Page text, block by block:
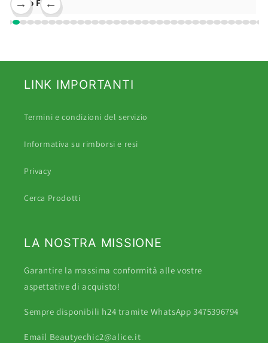
←
→
Ciro F.
LINK IMPORTANTI
Termini e condizioni del servizio
Informativa su rimborsi e resi
Privacy
Cerca Prodotti
LA NOSTRA MISSIONE
Garantire la massima conformità alle vostre
aspettative di acquisto!
Sempre disponibili h24 tramite WhatsApp 3475396794
Email Beautyechic2@alice.it